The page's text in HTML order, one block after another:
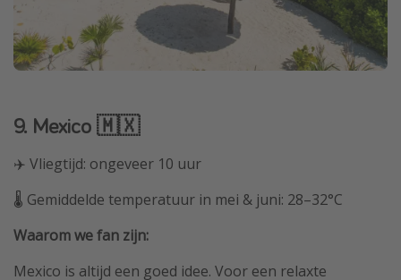
9. Mexico 🇲🇽
✈️ Vliegtijd: ongeveer 10 uur
🌡️ Gemiddelde temperatuur in mei & juni: 28–32°C
Waarom we fan zijn:
Mexico is altijd een goed idee. Voor een relaxte